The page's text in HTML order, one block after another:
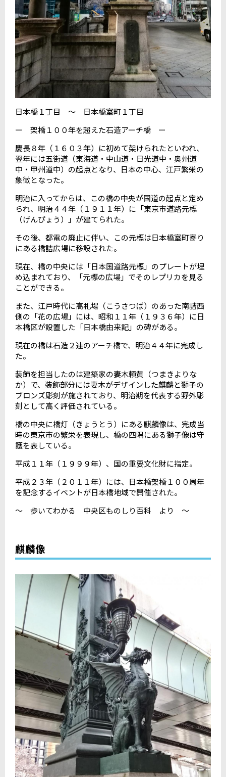
日本橋１丁目 ～ 日本橋室町１丁目
ー 架橋１００年を超えた石造アーチ橋 ー
慶長８年（１６０３年）に初めて架けられたといわれ、
翌年には五街道（東海道・中山道・日光道中・奥州道
中・甲州道中）の起点となり、日本の中心、江戸繁栄の
象徴となった。
明治に入ってからは、この橋の中央が国道の起点と定め
られ、明治４４年（１９１１年）に「東京市道路元標
（げんぴょう）」が建てられた。
その後、都電の廃止に伴い、この元標は日本橋室町寄り
にある橋詰広場に移設された。
現在、橋の中央には「日本国道路元標」のプレートが埋
め込まれており、「元標の広場」でそのレプリカを見る
ことができる。
また、江戸時代に高札場（こうさつば）のあった南詰西
側の「花の広場」には、昭和１１年（１９３６年）に日
本橋区が設置した「日本橋由来記」の碑がある。
現在の橋は石造２連のアーチ橋で、明治４４年に完成し
た。
装飾を担当したのは建築家の妻木頼黄（つまきよりな
か）で、装飾部分には妻木がデザインした麒麟と獅子の
ブロンズ彫刻が施されており、明治期を代表する野外彫
刻として高く評価されている。
橋の中央に橋灯（きょうとう）にある麒麟像は、完成当
時の東京市の繁栄を表現し、橋の四隅にある獅子像は守
護を表している。
平成１１年（１９９９年）、国の重要文化財に指定。
平成２３年（２０１１年）には、日本橋架橋１００周年
を記念するイベントが日本橋地域で開催された。
～ 歩いてわかる 中央区ものしり百科 より ～
麒麟像